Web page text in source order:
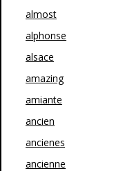
almost
alphonse
alsace
amazing
amiante
ancien
ancienes
ancienne